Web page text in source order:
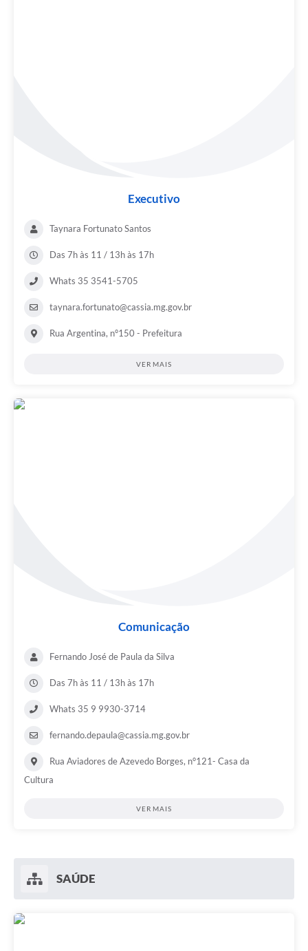
Executivo
Taynara Fortunato Santos
Das 7h às 11 / 13h às 17h
Whats 35 3541-5705
taynara.fortunato@cassia.mg.gov.br
Rua Argentina, n°150 - Prefeitura
VER MAIS
Comunicação
Fernando José de Paula da Silva
Das 7h às 11 / 13h às 17h
Whats 35 9 9930-3714
fernando.depaula@cassia.mg.gov.br
Rua Aviadores de Azevedo Borges, n°121- Casa da
Cultura
VER MAIS
SAÚDE